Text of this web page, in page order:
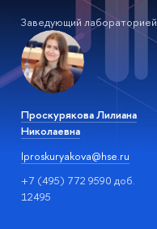
Заведующий лабораторией
Проскурякова Лилиана
Николаевна
lproskuryakova@hse.ru
+7 (495) 772 9590 доб.
12495